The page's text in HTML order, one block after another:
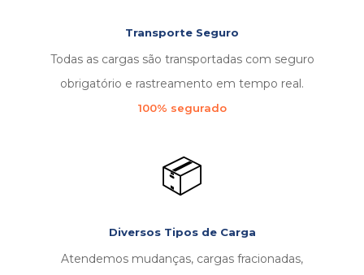
Transporte Seguro
Todas as cargas são transportadas com seguro
obrigatório e rastreamento em tempo real.
100% segurado
📦
Diversos Tipos de Carga
Atendemos mudanças, cargas fracionadas,